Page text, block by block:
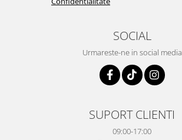
SOCIAL
Urmareste-ne in social media
SUPORT CLIENTI
09:00-17:00